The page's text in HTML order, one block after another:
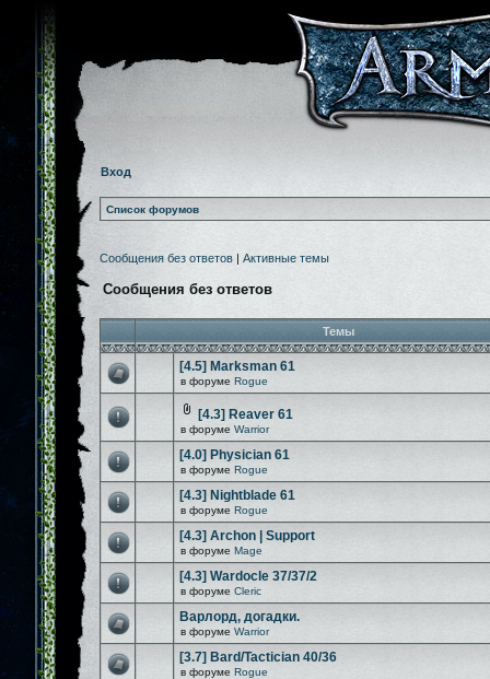
Вход
Список форумов
Сообщения без ответов | Активные темы
Сообщения без ответов
Темы
[4.5] Marksman 61
в форуме Rogue
[4.3] Reaver 61
в форуме Warrior
[4.0] Physician 61
в форуме Rogue
[4.3] Nightblade 61
в форуме Rogue
[4.3] Archon | Support
в форуме Mage
[4.3] Wardocle 37/37/2
в форуме Cleric
Варлорд, догадки.
в форуме Warrior
[3.7] Bard/Tactician 40/36
в форуме Rogue